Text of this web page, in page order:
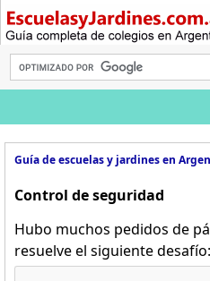
Guía de escuelas y jardines en
Control de seguridad
Hubo muchos pedidos de
resuelve el siguiente desafío: